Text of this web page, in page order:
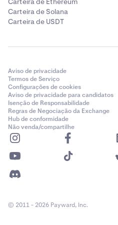
Carteira de Solana
Carteira de USDT
Aviso de privacidade
Termos de Serviço
Configurações de cookies
Aviso de privacidade para candidatos
Isenção de Responsabilidade
Regras de Negociação da Exchange
Hub de conformidade
Não venda/compartilhe
© 2011 - 2026 Payward, Inc.